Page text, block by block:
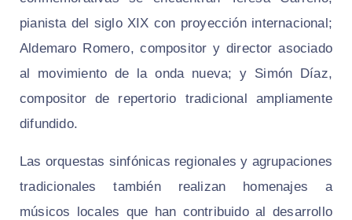
pianista del siglo XIX con proyección internacional;
Aldemaro Romero, compositor y director asociado
al movimiento de la onda nueva; y Simón Díaz,
compositor de repertorio tradicional ampliamente
difundido.
Las orquestas sinfónicas regionales y agrupaciones
tradicionales también realizan homenajes a
músicos locales que han contribuido al desarrollo